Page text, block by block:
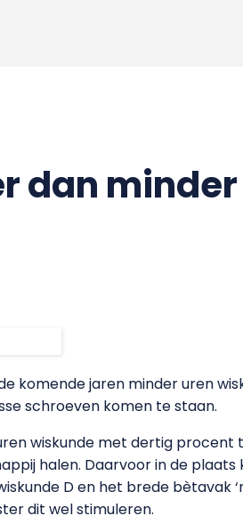
dan
komende jaren minder uren
schroeven komen te staan.
wiskunde met dertig
halen. Daarvoor in de
D en het brede bètavak
dit wel stimuleren.